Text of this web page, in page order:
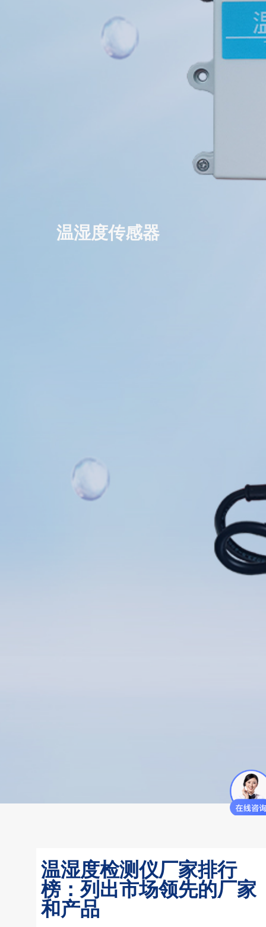
温湿度传感器
温湿度检测仪厂家排行
榜：列出市场领先的厂家
和产品